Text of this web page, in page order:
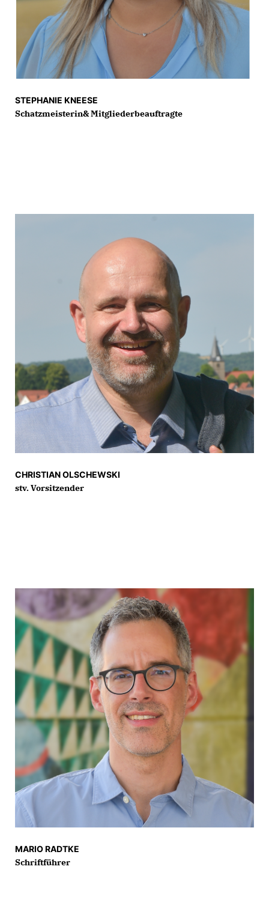
STEPHANIE KNEESE
Schatzmeisterin& Mitgliederbeauftragte
CHRISTIAN OLSCHEWSKI
stv. Vorsitzender
MARIO RADTKE
Schriftführer